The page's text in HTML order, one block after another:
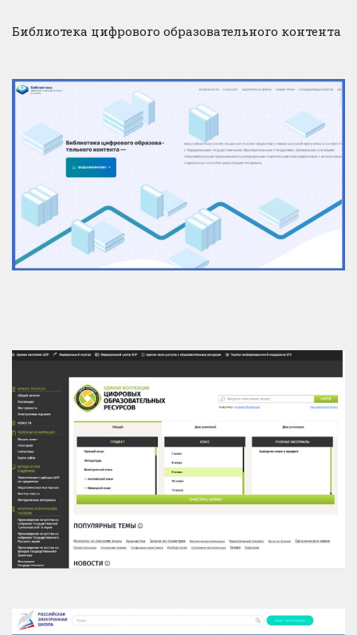
Библиотека цифрового образовательного контента